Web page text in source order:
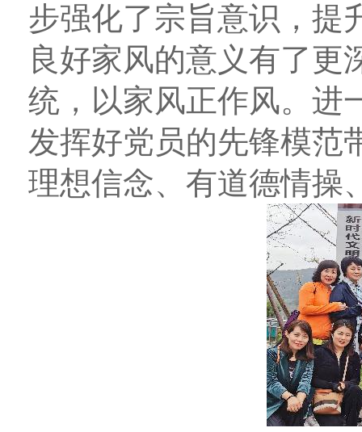
步强化了宗旨意识，提
良好家风的意义有了更
统，以家风正作风。进
发挥好党员的先锋模范
理想信念、有道德情操